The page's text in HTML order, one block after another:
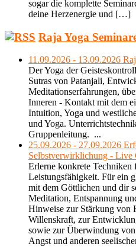
sogar die komplette
deine Herzenergie und […]
Raja Yoga
11.09.2026 - 13.09.2026
Der Yoga der
Sutras von Patanjali,
Meditationserfahrungen,
Inneren - Kontakt mit dem
Intuition, Yoga und
und Yoga.
Gruppenleitung. ...
25.09.2026 - 27.09.2026
Selbstverwirklichung - Live
Erlerne konkrete
Leistungsfähigkeit. Für ein
mit dem Göttlichen und dir
Meditation, Entspannung
Hinweise zur Stärkung von
Willenskraft, zur
sowie zur Überwindung
Angst und anderen